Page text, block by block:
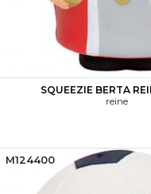
SQUEEZIE BERTA
reine
M124400